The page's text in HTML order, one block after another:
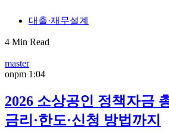
대출·재무설계
4 Min Read
master
onpm 1:04
2026 소상공인 정책자금
금리·한도·신청 방법까지